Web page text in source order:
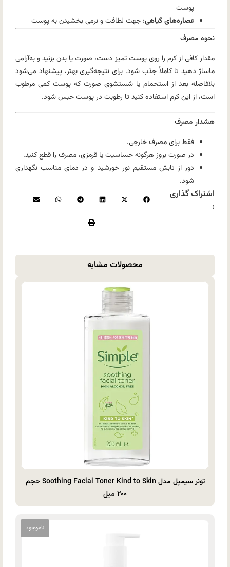
پوست
عصاره‌های گیاهی: جهت لطافت و نرمی بخشیدن به پوست
نحوه مصرف
مقدار کافی از کرم را روی پوست تمیز دست، صورت یا بدن بزنید و به‌آرامی
ماساژ دهید تا کاملاً جذب شود. برای نتیجه‌گیری بهتر، پیشنهاد می‌شود
بلافاصله بعد از استحمام یا شستشوی صورت که پوست کمی مرطوب
است، از این کرم استفاده کنید تا رطوبت در پوست حبس شود.
هشدار مصرف
فقط برای مصرف خارجی.
در صورت بروز هرگونه حساسیت یا قرمزی، مصرف را قطع کنید.
دور از تابش مستقیم نور خورشید و در دمای مناسب نگهداری
شود.
اشتراک گذاری
:
محصولات مشابه
تونر سیمپل مدل Soothing Facial Toner Kind to Skin حجم
۲۰۰ میل